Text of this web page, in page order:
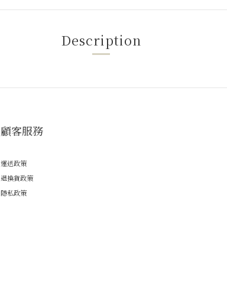
Description
顧客服務
運送政策
退換貨政策
隱私政策